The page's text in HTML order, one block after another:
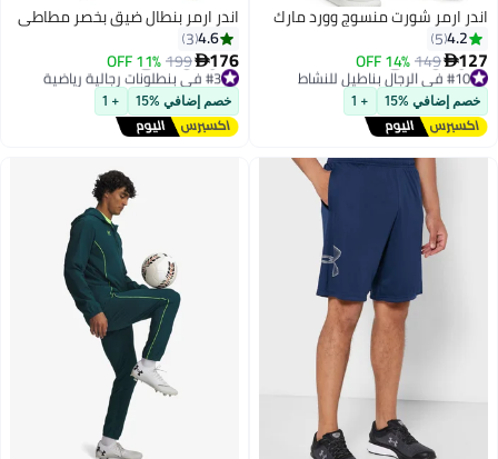
اندر ارمر شورت منسوج وورد مارك
4.2
5
127
149
14% OFF #10 في الرجال بناطيل للنشاط
أقل سعر في 30 يوم
توصيل مجاني
#10 في الرجال بناطيل للنشاط
خصم إضافي %15 + 1
اندر ارمر بنطال ضيق بخصر مطاطي
4.6
3
176
199
11% OFF #3 في بنطلونات رجالية رياضية
أقل سعر في 30 يوم
توصيل مجاني
#3 في بنطلونات رجالية رياضية
خصم إضافي %15 + 1